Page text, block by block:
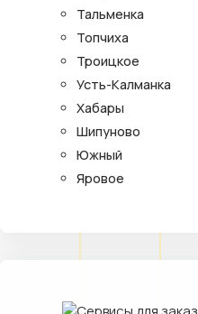
Тальменка
Топчиха
Троицкое
Усть-Калманка
Хабары
Шипуново
Южный
Яровое